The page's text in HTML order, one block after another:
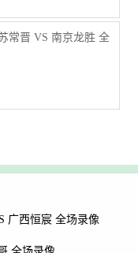
常晋 VS 南京龙胜 全
广西恒宸 全场录像